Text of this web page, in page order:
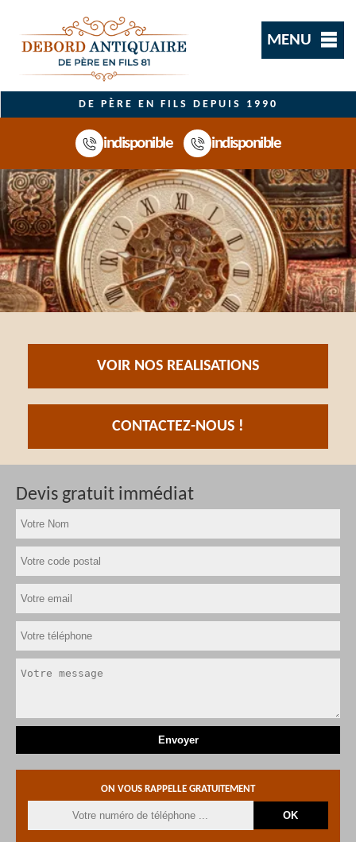
MENU
DE PÈRE EN FILS DEPUIS 1990
indisponible indisponible
VOIR NOS REALISATIONS
CONTACTEZ-NOUS !
Devis gratuit immédiat
ON VOUS RAPPELLE GRATUITEMENT